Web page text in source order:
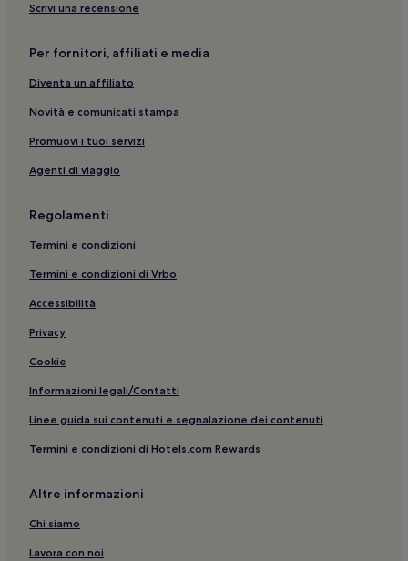
Scrivi una recensione
Per fornitori, affiliati e media
Diventa un affiliato
Novità e comunicati stampa
Promuovi i tuoi servizi
Agenti di viaggio
Regolamenti
Termini e condizioni
Termini e condizioni di Vrbo
Accessibilità
Privacy
Cookie
Informazioni legali/Contatti
Linee guida sui contenuti e segnalazione dei contenuti
Termini e condizioni di Hotels.com Rewards
Altre informazioni
Chi siamo
Lavora con noi